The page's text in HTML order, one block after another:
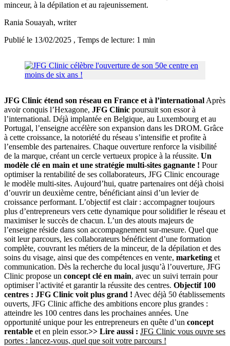
minceur, à la dépilation et au rajeunissement.
Rania Souayah, writer
Publié le 13/02/2025 , Temps de lecture: 1 min
JFG Clinic étend son réseau en France et à l’internationalAprès
avoir conquis l’Hexagone, JFG Clinic poursuit son essor à
l’international. Déjà implantée en Belgique, au Luxembourg et au
Portugal, l’enseigne accélère son expansion dans les DROM. Grâce
à cette croissance, la notoriété du réseau s’intensifie et profite à
l’ensemble des partenaires. Chaque ouverture renforce la visibilité
de la marque, créant un cercle vertueux propice à la réussite. Un
modèle clé en main et une stratégie multi-sites gagnante ! Pour
optimiser la rentabilité de ses collaborateurs, JFG Clinic encourage
le modèle multi-sites. Aujourd’hui, quatre partenaires ont déjà choisi
d’ouvrir un deuxième centre, bénéficiant ainsi d’un levier de
croissance performant. L’objectif est clair : accompagner toujours
plus d’entrepreneurs vers cette dynamique pour solidifier le réseau et
maximiser le succès de chacun. L’un des atouts majeurs de
l’enseigne réside dans son accompagnement sur-mesure. Quel que
soit leur parcours, les collaborateurs bénéficient d’une formation
complète, couvrant les métiers de la minceur, de la dépilation et des
soins du visage, ainsi que des compétences en vente, marketing et
communication. Dès la recherche du local jusqu’à l’ouverture, JFG
Clinic propose un concept clé en main, avec un suivi terrain pour
optimiser l’activité et garantir la réussite des centres. Objectif 100
centres : JFG Clinic voit plus grand ! Avec déjà 50 établissements
ouverts, JFG Clinic affiche des ambitions encore plus grandes :
atteindre les 100 centres dans les prochaines années. Une
opportunité unique pour les entrepreneurs en quête d’un concept
rentable et en plein essor.>> Lire aussi : JFG Clinic vous ouvre ses
portes : lancez-vous, quel que soit votre parcours !